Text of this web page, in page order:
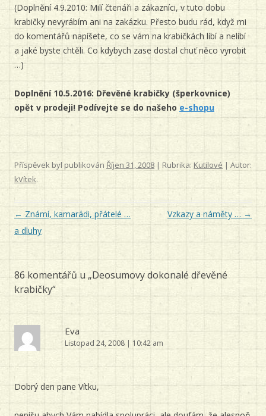
(Doplnění 4.9.2010: Milí čtenáři a zákazníci, v tuto dobu
krabičky nevyrábím ani na zakázku. Přesto budu rád, když mi
do komentářů napíšete, co se vám na krabičkách líbí a nelíbí
a jaké byste chtěli. Co kdybych zase dostal chuť něco vyrobit
…)
Doplnění 10.5.2016: Dřevěné krabičky (šperkovnice)
opět v prodeji! Podívejte se do našeho e-shopu
Příspěvek byl publikován Říjen 31, 2008 | Rubrika: Kutilové | Autor:
kVítek.
Navigace
pro
← Známí, kamarádi, přátelé …
a dluhy
Vzkazy a náměty … →
86 komentářů u „Deosumovy dokonalé dřevěné
krabičky“
Eva
Listopad 24, 2008 | 10:42 am
Dobrý den pane Vítku,